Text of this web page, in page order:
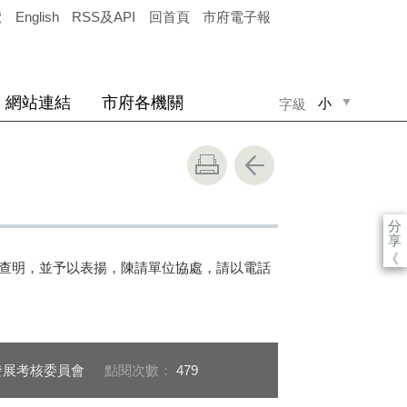
English RSS及API 回首頁 市府電子報
字級 小
網站連結 市府各機關
分
享
《
明，並予以表揚，陳請單位協處，請以電話
考核委員會 點閱次數： 479